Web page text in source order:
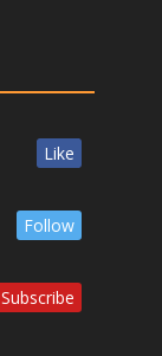
Like
Follow
Subscribe